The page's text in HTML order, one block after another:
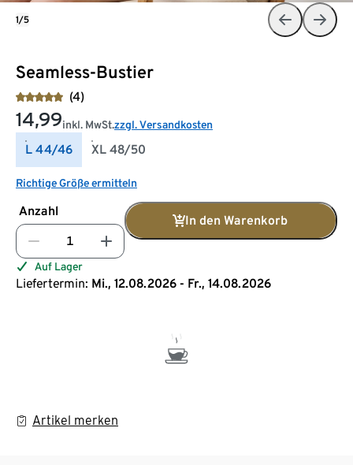
Seamless-Bustier
(4)
14,99inkl. MwSt.zzgl. Versandkosten
L 44/46 XL 48/50
Richtige Größe ermitteln
Anzahl
In den Warenkorb
Auf Lager
Liefertermin: Mi., 12.08.2026 - Fr., 14.08.2026
Artikel merken
1/5